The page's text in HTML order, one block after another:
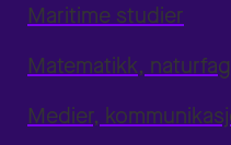
Maritime studier
Matematikk,
Medier,